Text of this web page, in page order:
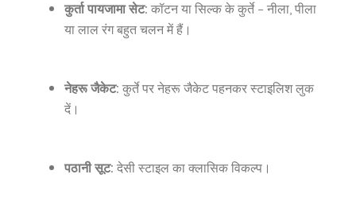
कुर्ता पायजामा सेट: कॉटन या सिल्क के कुर्ते – नीला, पीला
या लाल रंग बहुत चलन में हैं।
नेहरू जैकेट: कुर्ते पर नेहरू जैकेट पहनकर स्टाइलिश लुक
दें।
पठानी सूट: देसी स्टाइल का क्लासिक विकल्प।